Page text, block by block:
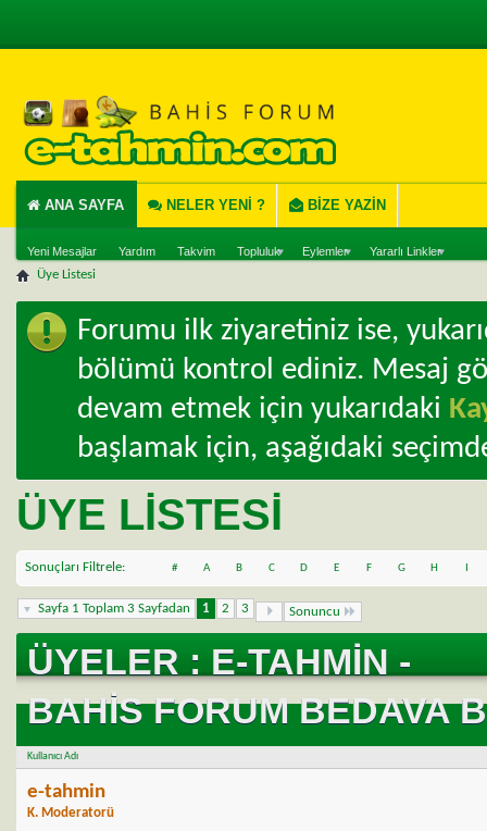
ANA SAYFA
Yeni Mesajlar Yardım Takvim Topluluk Eylemler Yararlı Linkler
NELER YENI ? BIZE YAZIN
Üye Listesi
Forumu ilk ziyaretiniz ise,
bölümü kontrol ediniz. Mesaj
devam etmek için yukarıdaki
başlamak için, aşağıdaki
ÜYE LISTESI
Sonuçları Filtrele # A B C D E F G H
Sayfa 1 Toplam 3 Sayfadan 1 2 3 Sonuncu
ÜYELER : E-TAHMIN -
BAHIS FORUM BEDAVA
Kullanıcı Adı
e-tahmin
K. Moderatorü